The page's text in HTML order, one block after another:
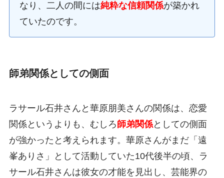
なり、二人の間には純粋な信頼関係が築かれ
ていたのです。
師弟関係としての側面
ラサール石井さんと華原朋美さんの関係は、恋愛
関係というよりも、むしろ師弟関係としての側面
が強かったと考えられます。華原さんがまだ「遠
峯ありさ」として活動していた10代後半の頃、ラ
サール石井さんは彼女の才能を見出し、芸能界の